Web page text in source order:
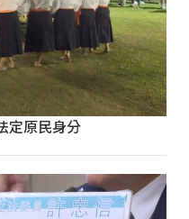
定原民身分